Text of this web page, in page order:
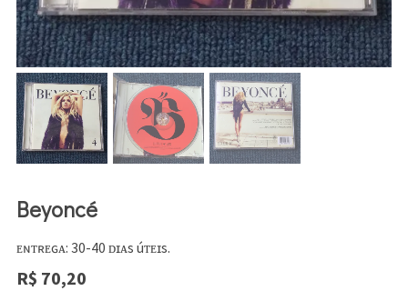
Beyoncé
ᴇɴᴛʀᴇɢᴀ: 30-40 ᴅɪᴀs úᴛᴇɪs.
R$ 70,20